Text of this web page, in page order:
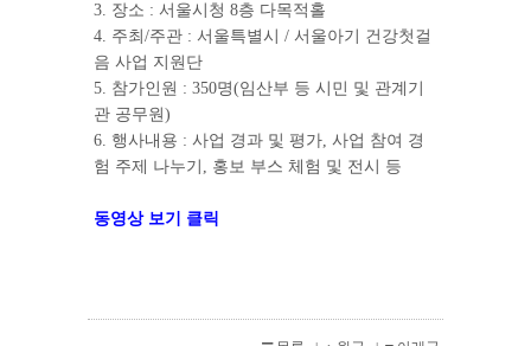
3. 장소 : 서울시청 8층 다목적홀
4. 주최/주관 : 서울특별시 / 서울아기 건강첫걸
음 사업 지원단
5. 참가인원 : 350명(임산부 등 시민 및 관계기
관 공무원)
6. 행사내용 : 사업 경과 및 평가, 사업 참여 경
험 주제 나누기, 홍보 부스 체험 및 전시 등
동영상 보기 클릭